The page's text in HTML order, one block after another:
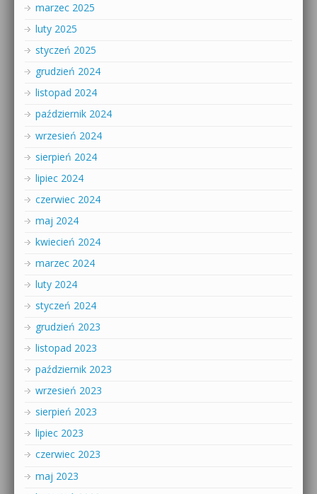
marzec 2025
luty 2025
styczeń 2025
grudzień 2024
listopad 2024
październik 2024
wrzesień 2024
sierpień 2024
lipiec 2024
czerwiec 2024
maj 2024
kwiecień 2024
marzec 2024
luty 2024
styczeń 2024
grudzień 2023
listopad 2023
październik 2023
wrzesień 2023
sierpień 2023
lipiec 2023
czerwiec 2023
maj 2023